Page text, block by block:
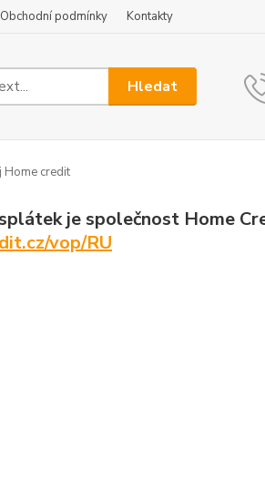
Obchodní podmínky Kontakty
Hledat
Home credit
je společnost Home
vop/RU